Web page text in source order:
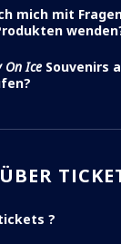
mich mit
On Ice Souvenirs
ÜBER
?